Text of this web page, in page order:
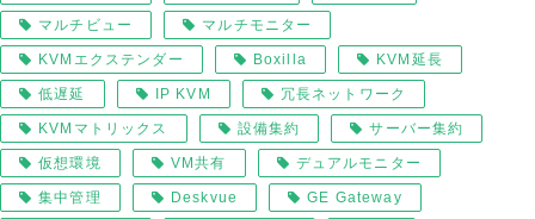
マルチビュー マルチモニター
KVMエクステンダー Boxilla KVM延長
低遅延 IP KVM 冗長ネットワーク
KVMマトリックス 設備集約 サーバー集約
仮想環境 VM共有 デュアルモニター
集中管理 Deskvue GE Gateway